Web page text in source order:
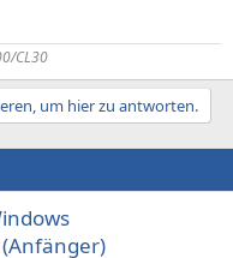
CL30
um hier zu antworten.